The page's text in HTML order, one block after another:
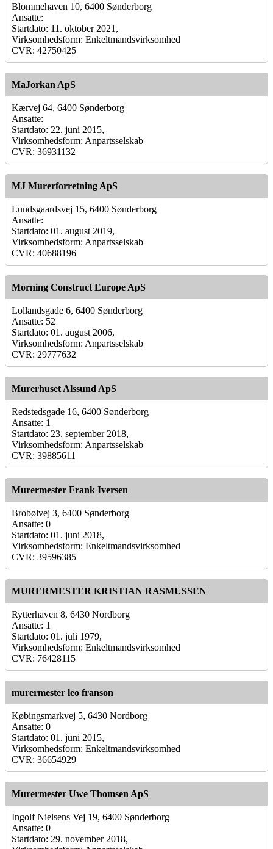
Blommehaven 10, 6400 Sønderborg
Ansatte:
Startdato: 11. oktober 2021,
Virksomhedsform: Enkeltmandsvirksomhed
CVR: 42750425
MaJorkan ApS
Kærvej 64, 6400 Sønderborg
Ansatte:
Startdato: 22. juni 2015,
Virksomhedsform: Anpartsselskab
CVR: 36931132
MJ Murerforretning ApS
Lundsgaardsvej 15, 6400 Sønderborg
Ansatte:
Startdato: 01. august 2019,
Virksomhedsform: Anpartsselskab
CVR: 40688196
Morning Construct Europe ApS
Lollandsgade 6, 6400 Sønderborg
Ansatte: 52
Startdato: 01. august 2006,
Virksomhedsform: Anpartsselskab
CVR: 29777632
Murerhuset Alssund ApS
Redstedsgade 16, 6400 Sønderborg
Ansatte: 1
Startdato: 23. september 2018,
Virksomhedsform: Anpartsselskab
CVR: 39885611
Murermester Frank Iversen
Brobølvej 3, 6400 Sønderborg
Ansatte: 0
Startdato: 01. juni 2018,
Virksomhedsform: Enkeltmandsvirksomhed
CVR: 39596385
MURERMESTER KRISTIAN RASMUSSEN
Rytterhaven 8, 6430 Nordborg
Ansatte: 1
Startdato: 01. juli 1979,
Virksomhedsform: Enkeltmandsvirksomhed
CVR: 76428115
murermester leo franson
Købingsmarkvej 5, 6430 Nordborg
Ansatte: 0
Startdato: 01. juni 2015,
Virksomhedsform: Enkeltmandsvirksomhed
CVR: 36654929
Murermester Uwe Thomsen ApS
Ingolf Nielsens Vej 19, 6400 Sønderborg
Ansatte: 0
Startdato: 29. november 2018,